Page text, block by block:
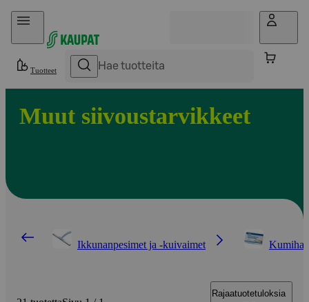
Hyppää sisältöön
Tuotteet
Muut siivoustarvikkeet
Ikkunanpesimet ja -kuivaimet
Rajaatuotetuloksia